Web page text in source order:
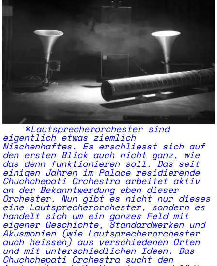
*Lautsprecherorchester sind
eigentlich etwas ziemlich
Nischenhaftes. Es erschliesst sich auf
den ersten Blick auch nicht ganz, wie
das denn funktionieren soll. Das seit
einigen Jahren im Palace residierende
Chuchchepati Orchestra arbeitet aktiv
an der Bekanntwerdung eben dieser
Orchester. Nun gibt es nicht nur dieses
eine Lautsprecherorchester, sondern es
handelt sich um ein ganzes Feld mit
eigener Geschichte, Standardwerken und
Akusmonien (wie Lautsprecherorchester
auch heissen) aus verschiedenen Orten
und mit unterschiedlichen Ideen. Das
Chuchchepati Orchestra sucht den